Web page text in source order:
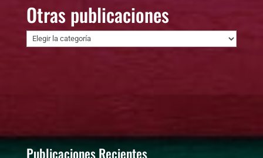
Otras publicaciones
Otras
publicaciones
Publicaciones Recientes